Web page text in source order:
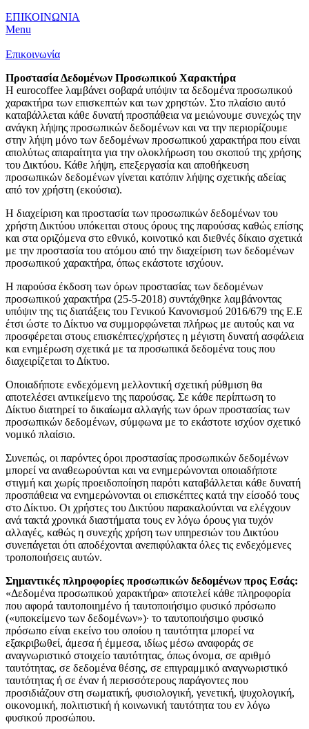
ΕΠΙΚΟΙΝΩΝΙΑ
Menu
Επικοινωνία
Προστασία Δεδομένων Προσωπικού Χαρακτήρα
H eurocoffee λαμβάνει σοβαρά υπόψιν τα δεδομένα προσωπικού
χαρακτήρα των επισκεπτών και των χρηστών. Στο πλαίσιο αυτό
καταβάλλεται κάθε δυνατή προσπάθεια να μειώνουμε συνεχώς την
ανάγκη λήψης προσωπικών δεδομένων και να την περιορίζουμε
στην λήψη μόνο των δεδομένων προσωπικού χαρακτήρα που είναι
απολύτως απαραίτητα για την ολοκλήρωση του σκοπού της χρήσης
του Δικτύου. Κάθε λήψη, επεξεργασία και αποθήκευση
προσωπικών δεδομένων γίνεται κατόπιν λήψης σχετικής αδείας
από τον χρήστη (εκούσια).
Η διαχείριση και προστασία των προσωπικών δεδομένων του
χρήστη Δικτύου υπόκειται στους όρους της παρούσας καθώς επίσης
και στα οριζόμενα στο εθνικό, κοινοτικό και διεθνές δίκαιο σχετικά
με την προστασία του ατόμου από την διαχείριση των δεδομένων
προσωπικού χαρακτήρα, όπως εκάστοτε ισχύουν.
Η παρούσα έκδοση των όρων προστασίας των δεδομένων
προσωπικού χαρακτήρα (25-5-2018) συντάχθηκε λαμβάνοντας
υπόψιν της τις διατάξεις του Γενικού Κανονισμού 2016/679 της Ε.Ε
έτσι ώστε το Δίκτυο να συμμορφώνεται πλήρως με αυτούς και να
προσφέρεται στους επισκέπτες/χρήστες η μέγιστη δυνατή ασφάλεια
και ενημέρωση σχετικά με τα προσωπικά δεδομένα τους που
διαχειρίζεται το Δίκτυο.
Οποιαδήποτε ενδεχόμενη μελλοντική σχετική ρύθμιση θα
αποτελέσει αντικείμενο της παρούσας. Σε κάθε περίπτωση το
Δίκτυο διατηρεί το δικαίωμα αλλαγής των όρων προστασίας των
προσωπικών δεδομένων, σύμφωνα με το εκάστοτε ισχύον σχετικό
νομικό πλαίσιο.
Συνεπώς, οι παρόντες όροι προστασίας προσωπικών δεδομένων
μπορεί να αναθεωρούνται και να ενημερώνονται οποιαδήποτε
στιγμή και χωρίς προειδοποίηση παρότι καταβάλλεται κάθε δυνατή
προσπάθεια να ενημερώνονται οι επισκέπτες κατά την είσοδό τους
στο Δίκτυο. Οι χρήστες του Δικτύου παρακαλούνται να ελέγχουν
ανά τακτά χρονικά διαστήματα τους εν λόγω όρους για τυχόν
αλλαγές, καθώς η συνεχής χρήση των υπηρεσιών του Δικτύου
συνεπάγεται ότι αποδέχονται ανεπιφύλακτα όλες τις ενδεχόμενες
τροποποιήσεις αυτών.
Σημαντικές πληροφορίες προσωπικών δεδομένων προς Εσάς:
«Δεδομένα προσωπικού χαρακτήρα» αποτελεί κάθε πληροφορία
που αφορά ταυτοποιημένο ή ταυτοποιήσιμο φυσικό πρόσωπο
(«υποκείμενο των δεδομένων»)· το ταυτοποιήσιμο φυσικό
πρόσωπο είναι εκείνο του οποίου η ταυτότητα μπορεί να
εξακριβωθεί, άμεσα ή έμμεσα, ιδίως μέσω αναφοράς σε
αναγνωριστικό στοιχείο ταυτότητας, όπως όνομα, σε αριθμό
ταυτότητας, σε δεδομένα θέσης, σε επιγραμμικό αναγνωριστικό
ταυτότητας ή σε έναν ή περισσότερους παράγοντες που
προσιδιάζουν στη σωματική, φυσιολογική, γενετική, ψυχολογική,
οικονομική, πολιτιστική ή κοινωνική ταυτότητα του εν λόγω
φυσικού προσώπου.